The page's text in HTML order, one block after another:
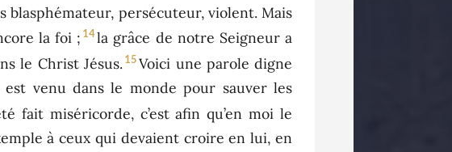
blasphémateur, persécuteur, violent. Mais
la foi ; 14la grâce de notre Seigneur a
le Christ Jésus. 15 Voici une parole digne
venu dans le monde pour sauver les
fait miséricorde, c’est afin qu’en moi le
à ceux qui devaient croire en lui, en